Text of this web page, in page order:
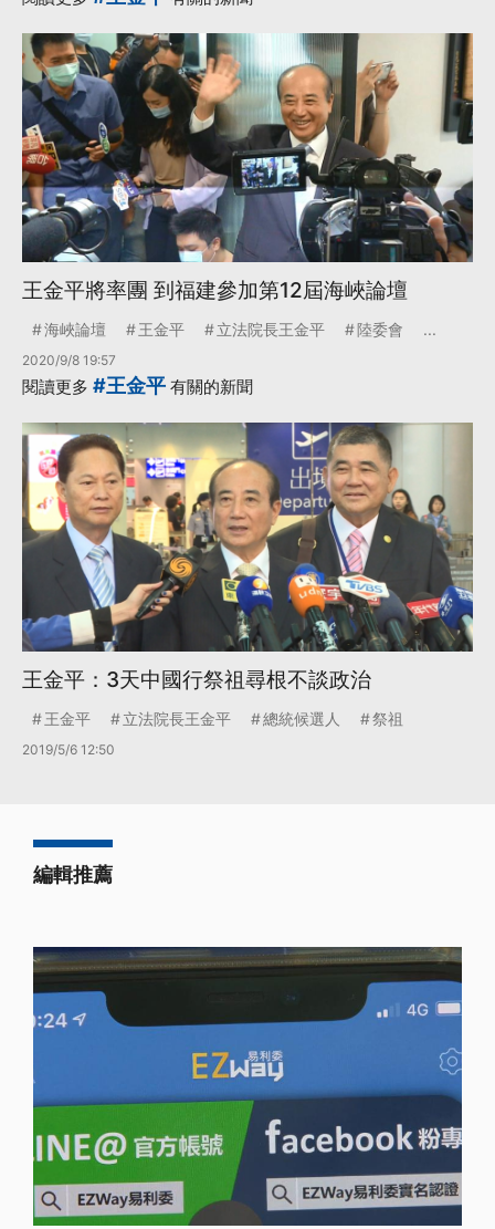
王金平將率團 到福建參加第12屆海峽論壇
海峽論壇 王金平 立法院長王金平 陸委會 ...
2020/9/8 19:57
閱讀更多 #王金平 有關的新聞
王金平：3天中國行祭祖尋根不談政治
王金平 立法院長王金平 總統候選人 祭祖
2019/5/6 12:50
編輯推薦